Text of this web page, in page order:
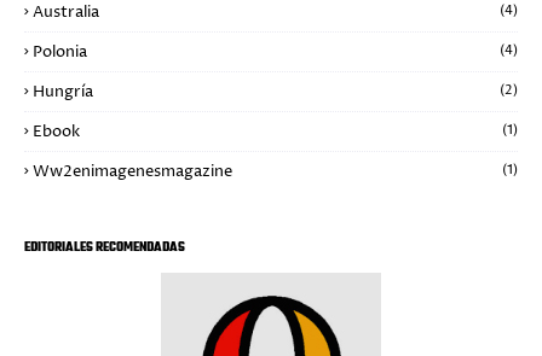
Australia (4)
Polonia (4)
Hungría (2)
Ebook (1)
Ww2enimagenesmagazine (1)
EDITORIALES RECOMENDADAS